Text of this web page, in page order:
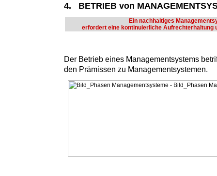
4. BETRIEB von
Ein nachhaltiges
erfordert eine kontinuierliche Aufrechterhaltung
Der Betrieb eines Managementsystems
den Prämissen zu Managementsystemen.